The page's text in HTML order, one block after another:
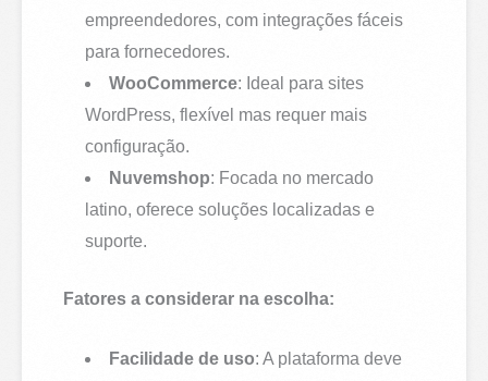
empreendedores, com integrações fáceis
para fornecedores.
WooCommerce: Ideal para sites
WordPress, flexível mas requer mais
configuração.
Nuvemshop: Focada no mercado
latino, oferece soluções localizadas e
suporte.
Fatores a considerar na escolha:
Facilidade de uso: A plataforma deve